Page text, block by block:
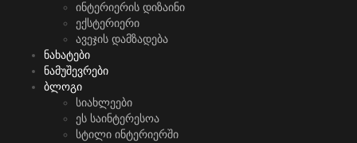
ინტერიერის დიზაინი
ექსტერიერი
ავეჯის დამზადება
ნახატები
ნამუშევრები
ბლოგი
სიახლეები
ეს საინტერესოა
სტილი ინტერიერში